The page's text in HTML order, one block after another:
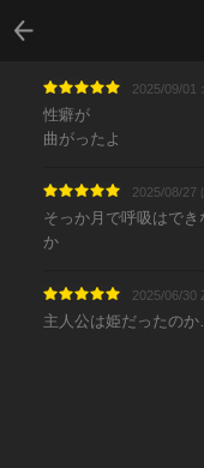
戻る
2025/09/01
性癖が
曲がったよ
2025/08/27
そっか月で呼吸はで
か
2025/06/30
主人公は姫だったの